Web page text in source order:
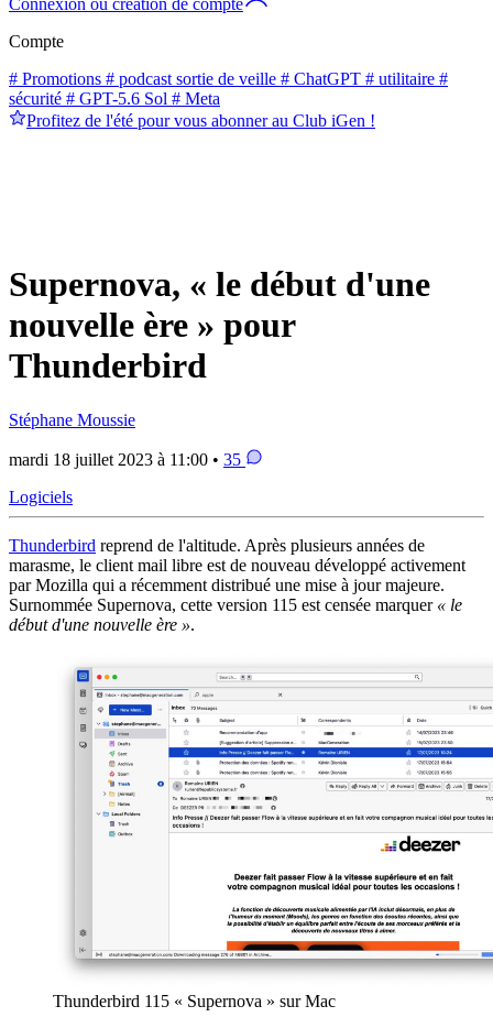
Compte
# Promotions # podcast sortie de veille # ChatGPT # utilitaire #
sécurité # GPT-5.6 Sol # Meta
Profitez de l'été pour vous abonner au Club iGen !
Supernova, « le début d'une
nouvelle ère » pour
Thunderbird
Stéphane Moussie
mardi 18 juillet 2023 à 11:00 • 35
Logiciels
Thunderbird reprend de l'altitude. Après plusieurs années de
marasme, le client mail libre est de nouveau développé activement
par Mozilla qui a récemment distribué une mise à jour majeure.
Surnommée Supernova, cette version 115 est censée marquer « le
début d'une nouvelle ère ».
Thunderbird 115 « Supernova » sur Mac